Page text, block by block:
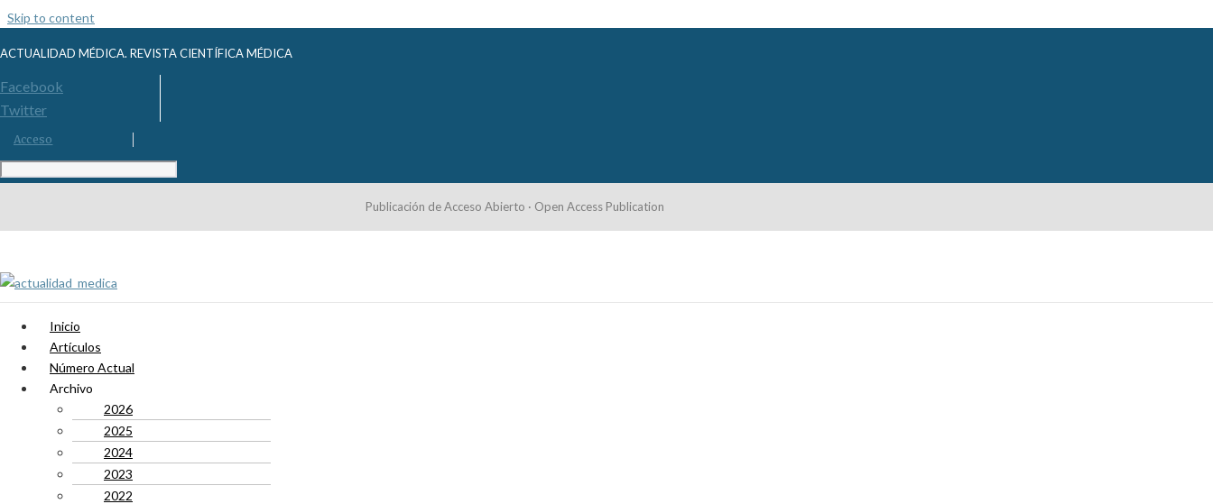
Skip to content
ACTUALIDAD MÉDICA. REVISTA CIENTÍFICA MÉDICA
Facebook
Twitter
Acceso
Publicación de Acceso Abierto · Open Access Publication
Inicio
Artículos
Número Actual
Archivo
2026
2025
2024
2023
2022